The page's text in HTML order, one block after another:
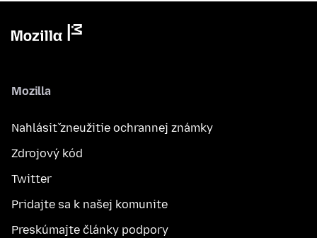
Mozilla
Nahlásiť zneužitie ochrannej známky
Zdrojový kód
Twitter
Pridajte sa k našej komunite
Preskúmajte články podpory